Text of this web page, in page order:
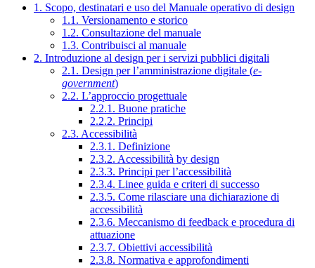
1. Scopo, destinatari e uso del Manuale operativo di design
1.1. Versionamento e storico
1.2. Consultazione del manuale
1.3. Contribuisci al manuale
2. Introduzione al design per i servizi pubblici digitali
2.1. Design per l’amministrazione digitale (e-
government)
2.2. L’approccio progettuale
2.2.1. Buone pratiche
2.2.2. Principi
2.3. Accessibilità
2.3.1. Definizione
2.3.2. Accessibilità by design
2.3.3. Principi per l’accessibilità
2.3.4. Linee guida e criteri di successo
2.3.5. Come rilasciare una dichiarazione di
accessibilità
2.3.6. Meccanismo di feedback e procedura di
attuazione
2.3.7. Obiettivi accessibilità
2.3.8. Normativa e approfondimenti